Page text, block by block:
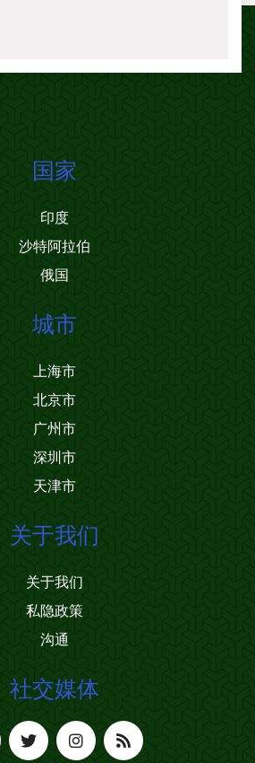
国家
印度
沙特阿拉伯
俄国
城市
上海市
北京市
广州市
深圳市
天津市
关于我们
关于我们
私隐政策
沟通
社交媒体